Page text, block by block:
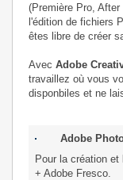
(Première Pro,
l'édition de fichiers
êtes libre de créer
Avec Adobe
travaillez où vous
disponbiles et ne
Adobe
Pour la création
+ Adobe Fresco.